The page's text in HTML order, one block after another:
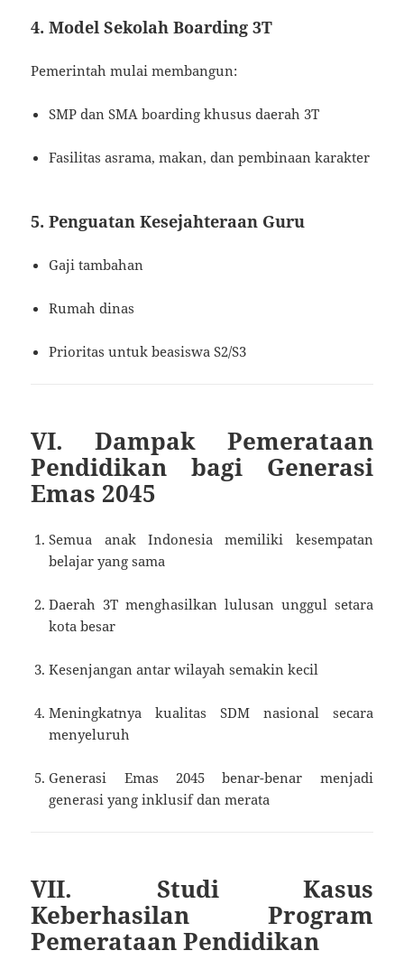
4. Model Sekolah Boarding 3T
Pemerintah mulai membangun:
SMP dan SMA boarding khusus daerah 3T
Fasilitas asrama, makan, dan pembinaan karakter
5. Penguatan Kesejahteraan Guru
Gaji tambahan
Rumah dinas
Prioritas untuk beasiswa S2/S3
VI. Dampak Pemerataan
Pendidikan bagi Generasi
Emas 2045
Semua anak Indonesia memiliki kesempatan
belajar yang sama
Daerah 3T menghasilkan lulusan unggul setara
kota besar
Kesenjangan antar wilayah semakin kecil
Meningkatnya kualitas SDM nasional secara
menyeluruh
Generasi Emas 2045 benar-benar menjadi
generasi yang inklusif dan merata
VII. Studi Kasus
Keberhasilan Program
Pemerataan Pendidikan